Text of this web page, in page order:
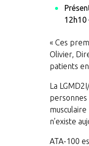
« Ces
Olivier,
patients
La
personnes
n’existe
ATA-100